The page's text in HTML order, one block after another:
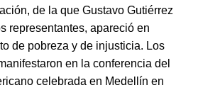
de la que Gustavo Gutiérrez
representantes, apareció en
de pobreza y de injusticia. Los
en la conferencia del
celebrada en Medellín en